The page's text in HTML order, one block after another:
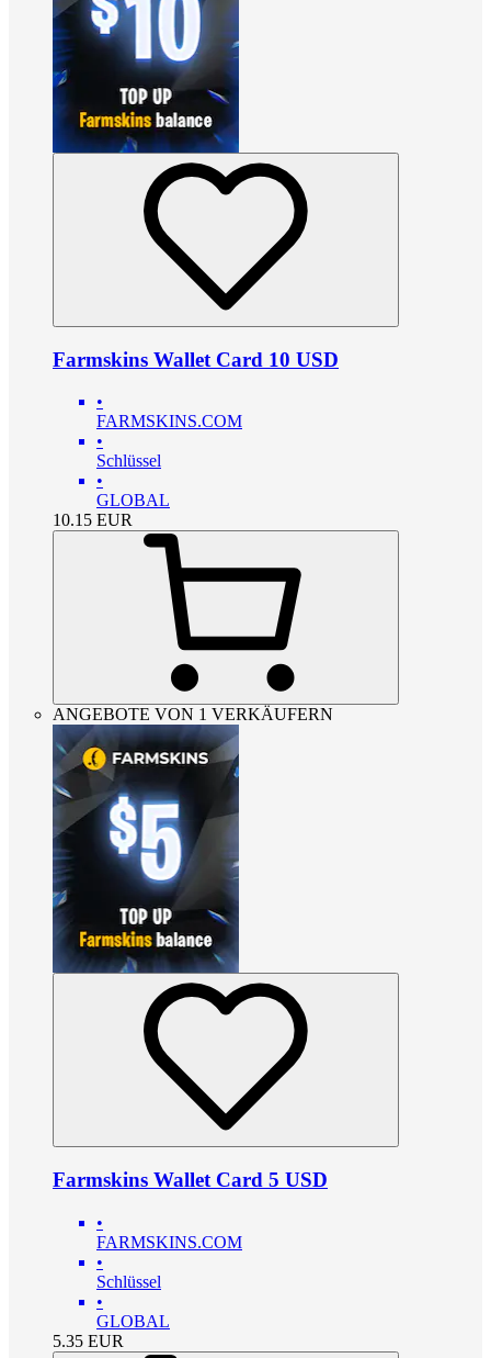
Farmskins Wallet Card 10 USD
•
FARMSKINS.COM
•
Schlüssel
•
GLOBAL
10.15 EUR
ANGEBOTE VON 1 VERKÄUFERN
Farmskins Wallet Card 5 USD
•
FARMSKINS.COM
•
Schlüssel
•
GLOBAL
5.35 EUR